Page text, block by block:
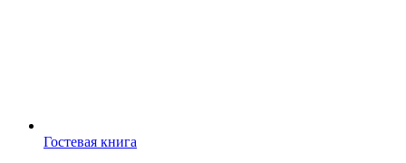
Гостевая книга